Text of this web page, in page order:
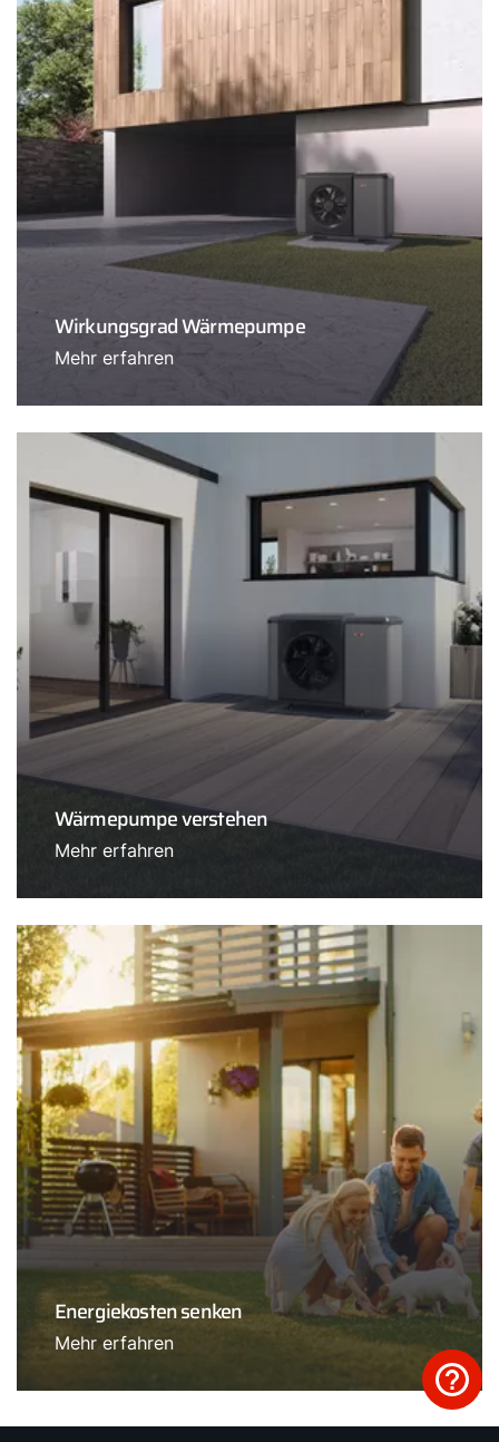
Wirkungsgrad Wärmepumpe
Mehr erfahren
Wärmepumpe verstehen
Mehr erfahren
Energiekosten senken
Mehr erfahren